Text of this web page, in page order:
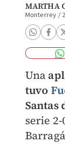
MARTHA
Monterrey /
Una
tuvo
Santas
serie